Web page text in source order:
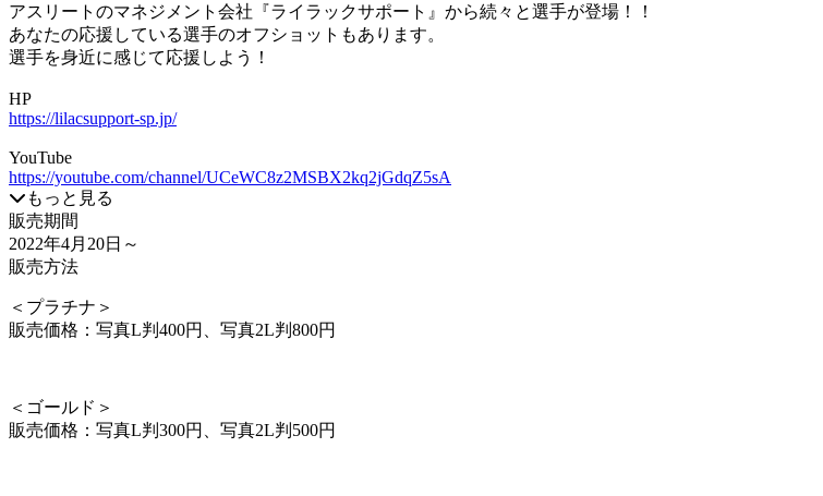
アスリートのマネジメント会社『ライラックサポート』から続々と選手が登場！！
あなたの応援している選手のオフショットもあります。
選手を身近に感じて応援しよう！
HP
https://lilacsupport-sp.jp/
YouTube
https://youtube.com/channel/UCeWC8z2MSBX2kq2jGdqZ5sA
もっと見る
販売期間
2022年4月20日 ～
販売方法
＜プラチナ＞
販売価格：写真L判400円、写真2L判800円
＜ゴールド＞
販売価格：写真L判300円、写真2L判500円